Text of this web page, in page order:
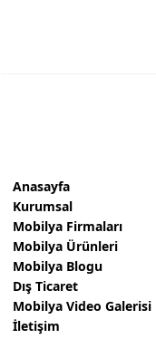
Anasayfa
Kurumsal
Mobilya Firmaları
Mobilya Ürünleri
Mobilya Blogu
Dış Ticaret
Mobilya Video Galerisi
İletişim